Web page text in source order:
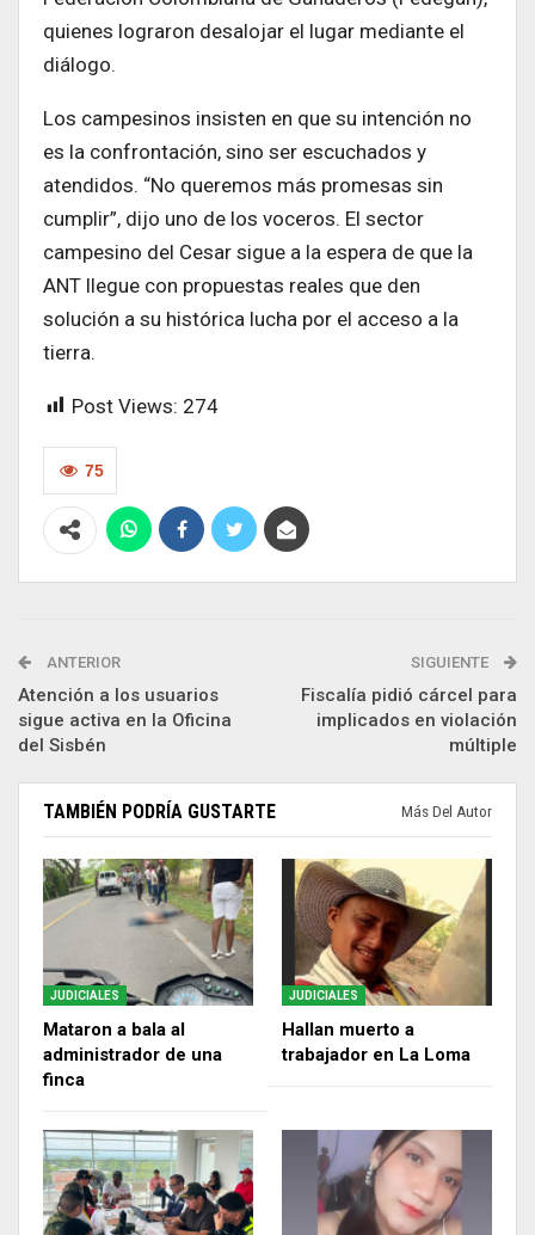
quienes lograron desalojar el lugar mediante el
diálogo.
Los campesinos insisten en que su intención no
es la confrontación, sino ser escuchados y
atendidos. “No queremos más promesas sin
cumplir”, dijo uno de los voceros. El sector
campesino del Cesar sigue a la espera de que la
ANT llegue con propuestas reales que den
solución a su histórica lucha por el acceso a la
tierra.
Post Views: 274
75
ANTERIOR
Atención a los usuarios
sigue activa en la Oficina
del Sisbén
SIGUIENTE
Fiscalía pidió cárcel para
implicados en violación
múltiple
TAMBIÉN PODRÍA GUSTARTE Más Del Autor
JUDICIALES
Mataron a bala al
administrador de una
finca
JUDICIALES
Hallan muerto a
trabajador en La Loma